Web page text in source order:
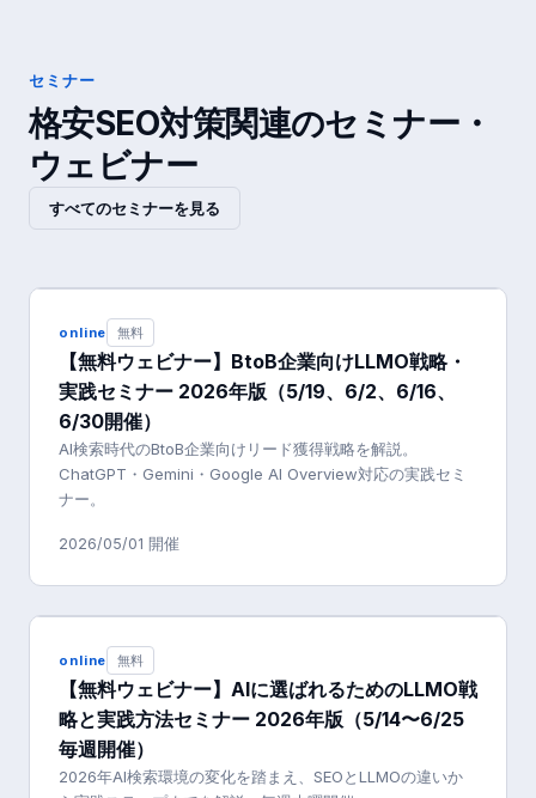
セミナー
格安SEO対策関連のセミナー・
ウェビナー
すべてのセミナーを見る
online 無料
【無料ウェビナー】BtoB企業向けLLMO戦略・
実践セミナー 2026年版（5/19、6/2、6/16、
6/30開催）
AI検索時代のBtoB企業向けリード獲得戦略を解説。
ChatGPT・Gemini・Google AI Overview対応の実践セミ
ナー。
2026/05/01 開催
online 無料
【無料ウェビナー】AIに選ばれるためのLLMO戦
略と実践方法セミナー 2026年版（5/14〜6/25
毎週開催）
2026年AI検索環境の変化を踏まえ、SEOとLLMOの違いか